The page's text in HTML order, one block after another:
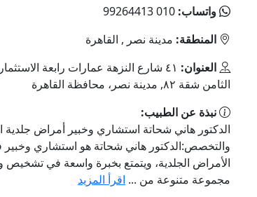
واتساب: 010 99264413
المنطقة: مدينة نصر , القاهرة
العنوان:
٤١ شارع النزهة عمارات رابعة
الثامن شقة ٨٢, مدينة نصر، محافظة القاهرة‬
نبذة عن الطبيب:
الدكتور هاني شحاتة استشاري وخبير أمراض جلدية
والتخصص:الدكتور هاني شحاتة هو استشاري
الأمراض الجلدية، ويتمتع بخبرة واسعة في تشخيص
مجموعة متنوعة من ... اقرأ المزيد